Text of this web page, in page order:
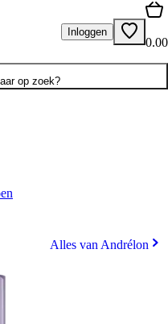
Inloggen
0.00
op zoek?
Alles van Andrélon